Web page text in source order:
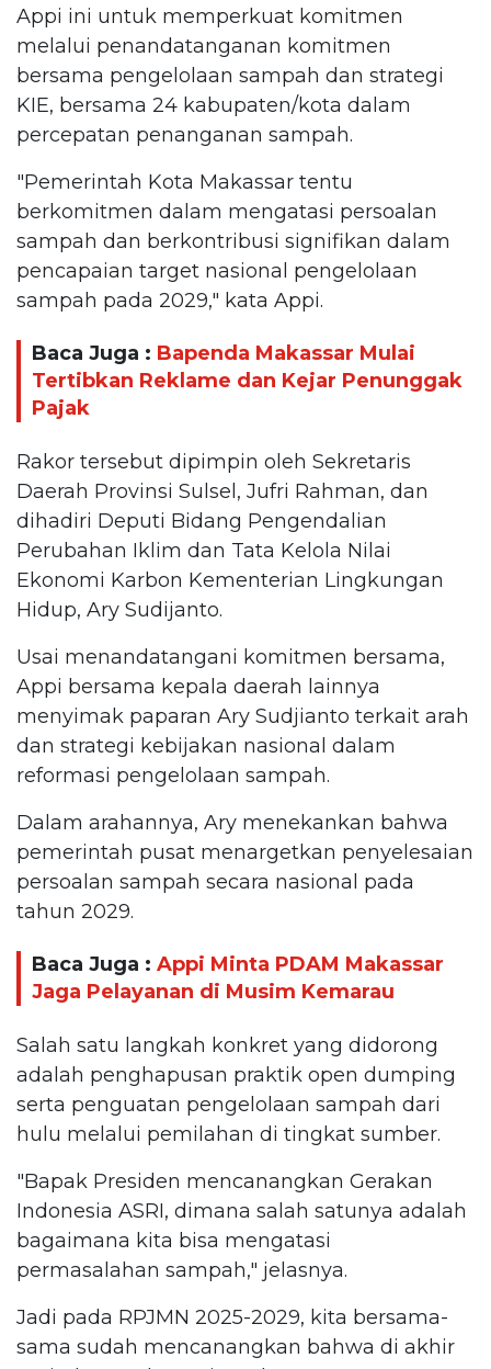
Appi ini untuk memperkuat komitmen
melalui penandatanganan komitmen
bersama pengelolaan sampah dan strategi
KIE, bersama 24 kabupaten/kota dalam
percepatan penanganan sampah.
"Pemerintah Kota Makassar tentu
berkomitmen dalam mengatasi persoalan
sampah dan berkontribusi signifikan dalam
pencapaian target nasional pengelolaan
sampah pada 2029," kata Appi.
Baca Juga : Bapenda Makassar Mulai
Tertibkan Reklame dan Kejar Penunggak
Pajak
Rakor tersebut dipimpin oleh Sekretaris
Daerah Provinsi Sulsel, Jufri Rahman, dan
dihadiri Deputi Bidang Pengendalian
Perubahan Iklim dan Tata Kelola Nilai
Ekonomi Karbon Kementerian Lingkungan
Hidup, Ary Sudijanto.
Usai menandatangani komitmen bersama,
Appi bersama kepala daerah lainnya
menyimak paparan Ary Sudjianto terkait arah
dan strategi kebijakan nasional dalam
reformasi pengelolaan sampah.
Dalam arahannya, Ary menekankan bahwa
pemerintah pusat menargetkan penyelesaian
persoalan sampah secara nasional pada
tahun 2029.
Baca Juga : Appi Minta PDAM Makassar
Jaga Pelayanan di Musim Kemarau
Salah satu langkah konkret yang didorong
adalah penghapusan praktik open dumping
serta penguatan pengelolaan sampah dari
hulu melalui pemilahan di tingkat sumber.
"Bapak Presiden mencanangkan Gerakan
Indonesia ASRI, dimana salah satunya adalah
bagaimana kita bisa mengatasi
permasalahan sampah," jelasnya.
Jadi pada RPJMN 2025-2029, kita bersama-
sama sudah mencanangkan bahwa di akhir